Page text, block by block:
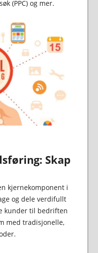
(PPC) og mer.
Skap
kjernekomponent i
og dele verdifullt
kunder til bedriften
med tradisjonelle,